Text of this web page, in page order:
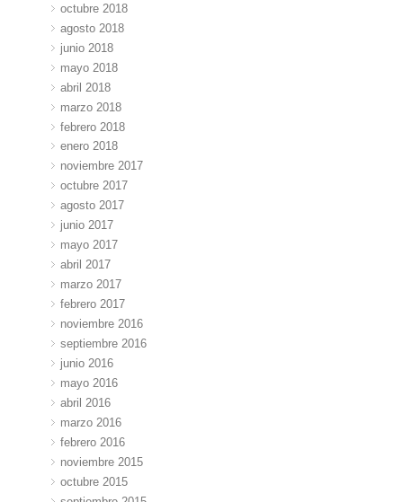
octubre 2018
agosto 2018
junio 2018
mayo 2018
abril 2018
marzo 2018
febrero 2018
enero 2018
noviembre 2017
octubre 2017
agosto 2017
junio 2017
mayo 2017
abril 2017
marzo 2017
febrero 2017
noviembre 2016
septiembre 2016
junio 2016
mayo 2016
abril 2016
marzo 2016
febrero 2016
noviembre 2015
octubre 2015